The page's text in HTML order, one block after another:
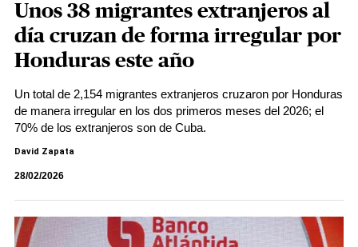
Unos 38 migrantes extranjeros al
día cruzan de forma irregular por
Honduras este año
Un total de 2,154 migrantes extranjeros cruzaron por Honduras
de manera irregular en los dos primeros meses del 2026; el
70% de los extranjeros son de Cuba.
David Zapata
28/02/2026